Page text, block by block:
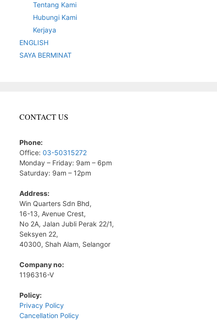
Tentang Kami
Hubungi Kami
Kerjaya
ENGLISH
SAYA BERMINAT
CONTACT US
Phone:
Office: 03-50315272
Monday – Friday: 9am – 6pm
Saturday: 9am – 12pm
Address:
Win Quarters Sdn Bhd,
16-13, Avenue Crest,
No 2A, Jalan Jubli Perak 22/1,
Seksyen 22,
40300, Shah Alam, Selangor
Company no:
1196316-V
Policy:
Privacy Policy
Cancellation Policy